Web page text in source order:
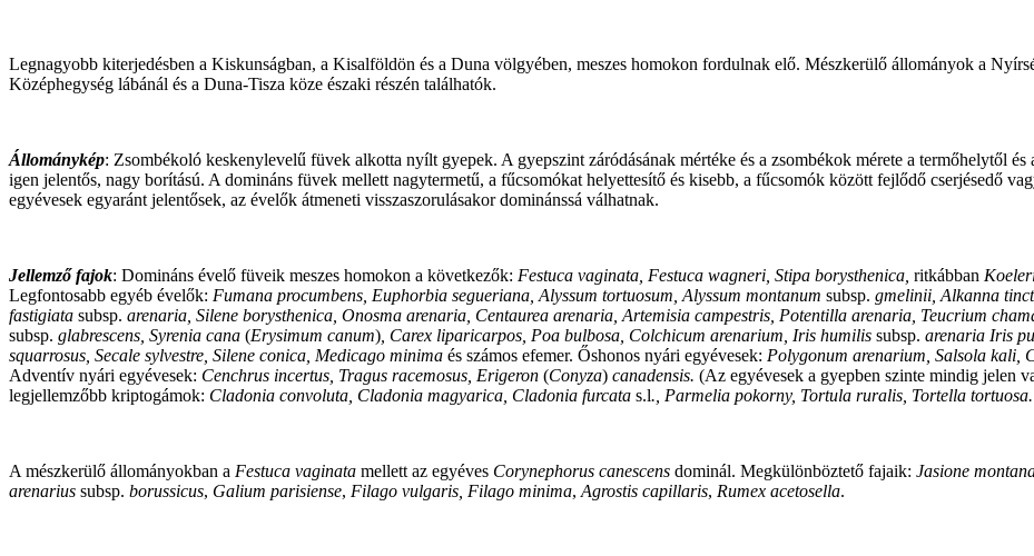
Legnagyobb kiterjedésben a Kiskunságban, a Kisalföldön és a Duna völgyében, meszes homokon fordulnak elő. Mészkerülő állományok a
Középhegység lábánál és a Duna-Tisza köze északi részén találhatók.
Állománykép: Zsombékoló keskenylevelű füvek alkotta nyílt gyepek. A gyepszint záródásának mértéke és a zsombékok mérete a termőhelytől
igen jelentős, nagy borítású. A domináns füvek mellett nagytermetű, a fűcsomókat helyettesítő és kisebb, a fűcsomók között fejlődő cserjésedő
egyévesek egyaránt jelentősek, az évelők átmeneti visszaszorulásakor dominánssá válhatnak.
Jellemző fajok: Domináns évelő füveik meszes homokon a következők: Festuca vaginata, Festuca wagneri, Stipa borysthenica, ritkábban
Legfontosabb egyéb évelők: Fumana procumbens, Euphorbia segueriana, Alyssum tortuosum, Alyssum montanum subsp. gmelinii, Alkanna
fastigiata subsp. arenaria, Silene borysthenica, Onosma arenaria, Centaurea arenaria, Artemisia campestris, Potentilla arenaria, Teucrium
subsp. glabrescens, Syrenia cana (Erysimum canum) , Carex liparicarpos, Poa bulbosa, Colchicum arenarium, Iris humilis subsp. arenaria Iris
squarrosus, Secale sylvestre, Silene conica, Medicago minima és számos efemer. Őshonos nyári egyévesek: Polygonum arenarium, Salsola kali,
Adventív nyári egyévesek: Cenchrus incertus, Tragus racemosus, Erigeron (Conyza) canadensis. (Az egyévesek a gyepben szinte mindig jelen
legjellemzőbb kriptogámok: Cladonia convoluta, Cladonia magyarica, Cladonia furcata s.l., Parmelia pokorny, Tortula ruralis, Tortella tortuosa.
A mészkerülő állományokban a Festuca vaginata mellett az egyéves Corynephorus canescens dominál. Megkülönböztető fajaik: Jasione
arenarius subsp. borussicus, Galium parisiense, Filago vulgaris, Filago minima, Agrostis capillaris, Rumex acetosella.